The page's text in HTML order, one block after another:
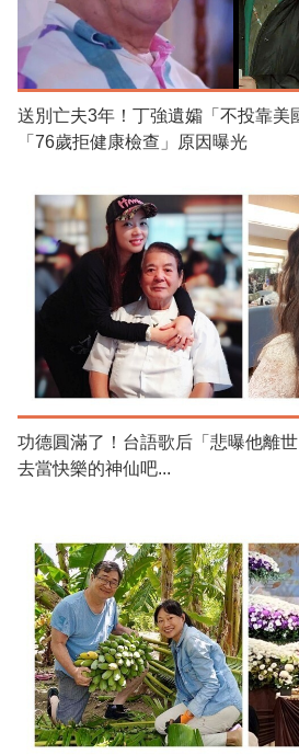
送別亡夫3年！丁強遺孀「不投靠
「76歲拒健康檢查」原因曝光
功德圓滿了！台語歌后「悲曝他離
去當快樂的神仙吧...